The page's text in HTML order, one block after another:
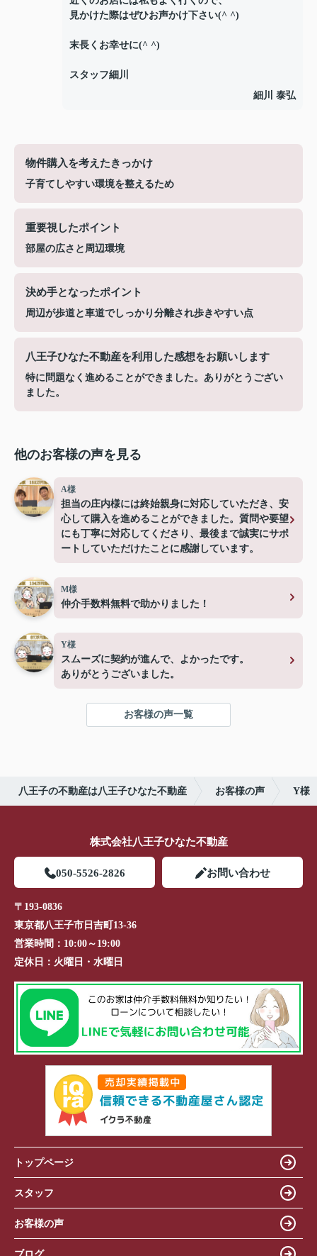
見かけた際はぜひお声かけ下さい(^ ^)
末長くお幸せに(^ ^)
スタッフ細川
細川 泰弘
物件購入を考えたきっかけ
子育てしやすい環境を整えるため
重要視したポイント
部屋の広さと周辺環境
決め手となったポイント
周辺が歩道と車道でしっかり分離され歩きやすい点
八王子ひなた不動産を利用した感想をお願いします
特に問題なく進めることができました。ありがとうござい
ました。
他のお客様の声を見る
A様
担当の庄内様には終始親身に対応していただき、安
心して購入を進めることができました。質問や要望
にも丁寧に対応してくださり、最後まで誠実にサポ
ートしていただけたことに感謝しています。
M様
仲介手数料無料で助かりました！
Y様
スムーズに契約が進んで、よかったです。
ありがとうございました。
お客様の声一覧
八王子の不動産は八王子ひなた不動産 お客様の声 Y様
株式会社八王子ひなた不動産
050-5526-2826 お問い合わせ
〒193-0836
東京都八王子市日吉町13-36
営業時間： 10:00～19:00
定休日： 火曜日・水曜日
トップページ
スタッフ
お客様の声